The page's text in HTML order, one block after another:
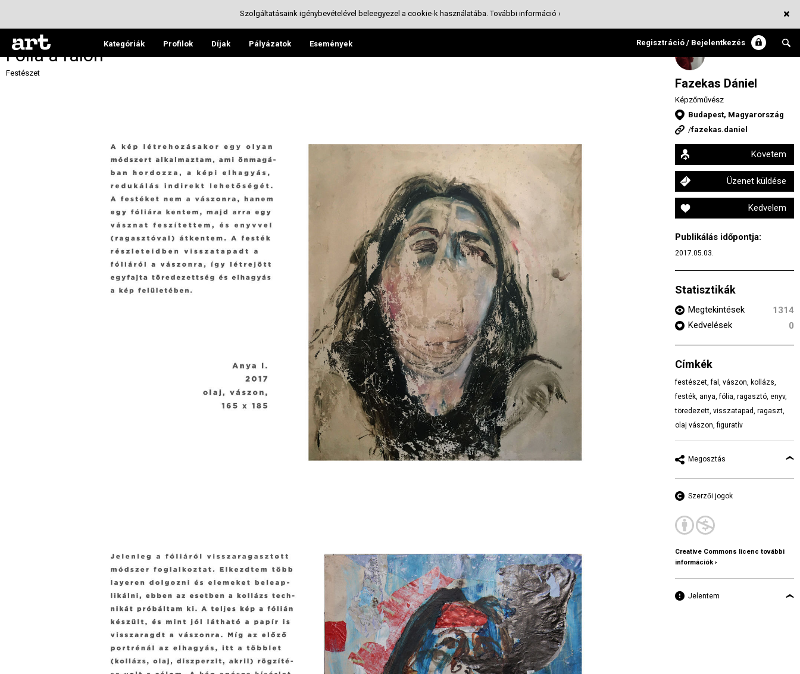
Kategóriák Profilok Díjak Pályázatok Események Regisztráció / Bejelentkezés
Fólia a falon
Festészet
Fazekas Dániel
Képzőművész
Budapest, Magyarország
/fazekas.daniel
Követem
Üzenet küldése
Kedvelem
Publikálás időpontja:
2017.05.03.
Statisztikák
Megtekintések
1314
Kedvelések
0
Címkék
festészet,fal , vászon, kollázs,
festék, anya,fólia, ragasztó, enyv,
töredezett, visszatapad, ragaszt,
olaj vászon,figuratív
Megosztás
Szerzői jogok
Creative Commons licenc további
információk ›
Jelentem
Szolgáltatásaink igénybevételével beleegyezel a cookie-k használatába.További információ ›